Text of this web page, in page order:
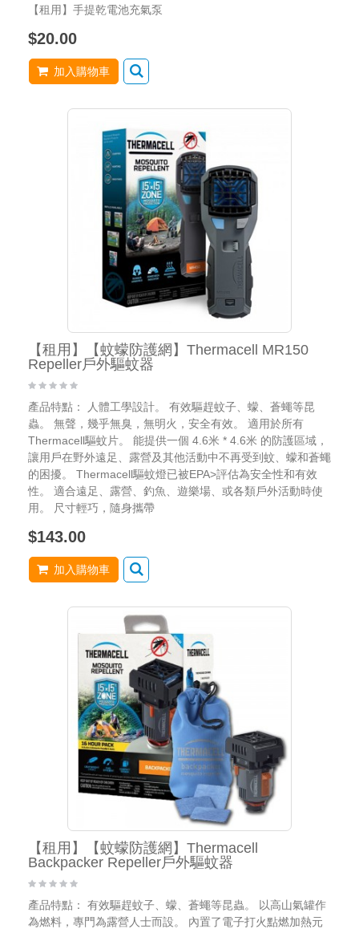
【租用】手提乾電池充氣泵
$20.00
加入購物車
【租用】【蚊蠓防護網】Thermacell MR150
Repeller戶外驅蚊器
產品特點： 人體工學設計。 有效驅趕蚊子、蠓、蒼蠅等昆
蟲。 無聲，幾乎無臭，無明火，安全有效。 適用於所有
Thermacell驅蚊片。 能提供一個 4.6米 * 4.6米 的防護區域，
讓用戶在野外遠足、露營及其他活動中不再受到蚊、蠓和蒼蠅
的困擾。 Thermacell驅蚊燈已被EPA>評估為安全性和有效
性。 適合遠足、露營、釣魚、遊樂場、或各類戶外活動時使
用。 尺寸輕巧，隨身攜帶
$143.00
加入購物車
【租用】【蚊蠓防護網】Thermacell
Backpacker Repeller戶外驅蚊器
產品特點： 有效驅趕蚊子、蠓、蒼蠅等昆蟲。 以高山氣罐作
為燃料，專門為露營人士而設。 內置了電子打火點燃加熱元